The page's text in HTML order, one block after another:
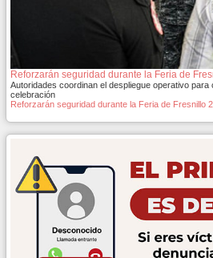
Reforzarán seguridad durante la Feria de
Autoridades coordinan el despliegue operativo para
celebración
Reforzarán seguridad durante la Feria de Fresnillo